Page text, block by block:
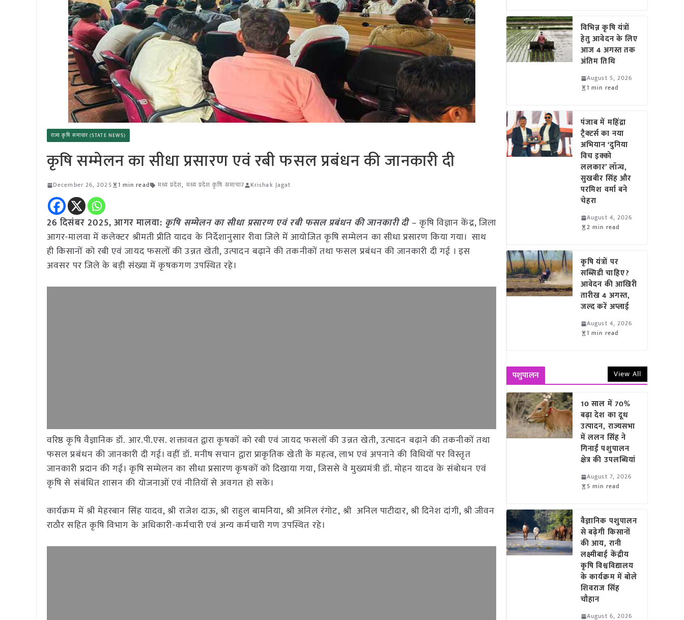
राज्य कृषि समाचार (STATE NEWS)
कृषि सम्मेलन का सीधा प्रसारण एवं रबी फसल प्रबंधन की जानकारी दी
December 26, 2025 1 min read मध्य प्रदेश, मध्य प्रदेश कृषि समाचार Krishak Jagat
26 दिसंबर 2025,आगर मालवा: कृषि सम्मेलन का सीधा प्रसारण एवं रबी फसल प्रबंधन की जानकारी दी– कृषि विज्ञान केंद्र, जिला
आगर-मालवा में कलेक्टर श्रीमती प्रीति यादव के निर्देशानुसार रीवा जिले में आयोजित कृषि सम्मेलन का सीधा प्रसारण किया गया। साथ
ही किसानों को रबी एवं जायद फसलों की उन्नत खेती, उत्पादन बढ़ाने की तकनीकों तथा फसल प्रबंधन की जानकारी दी गई । इस
अवसर पर जिले के बड़ी संख्या में कृषकगण उपस्थित रहे।
वरिष्ठ कृषि वैज्ञानिक डॉ. आर.पी.एस. शक्तावत द्वारा कृषकों को रबी एवं जायद फसलों की उन्नत खेती, उत्पादन बढ़ाने की तकनीकों तथा
फसल प्रबंधन की जानकारी दी गई। वहीं डॉ. मनीष सचान द्वारा प्राकृतिक खेती के महत्व, लाभ एवं अपनाने की विधियों पर विस्तृत
जानकारी प्रदान की गई। कृषि सम्मेलन का सीधा प्रसारण कृषकों को दिखाया गया, जिससे वे मुख्यमंत्री डॉ. मोहन यादव के संबोधन एवं
कृषि से संबंधित शासन की योजनाओं एवं नीतियों से अवगत हो सके।
कार्यक्रम में श्री मेहरबान सिंह यादव, श्री राजेश दाऊ, श्री राहुल बामनिया, श्री अनिल रंगोट, श्री अनिल पाटीदार, श्री दिनेश दांगी, श्री जीवन
राठौर सहित कृषि विभाग के अधिकारी-कर्मचारी एवं अन्य कर्मचारी गण उपस्थित रहे।
विभिन्न कृषि यंत्रों
हेतु आवेदन के लिए
आज 4 अगस्त तक
अंतिम तिथि
August 5, 2026
1 min read
पंजाब में महिंद्रा
ट्रैक्टर्स का नया
अभियान ‘दुनिया
विच इक्को
ललकार’ लॉन्च,
सुखबीर सिंह और
परमिश वर्मा बने
चेहरा
August 4, 2026
2 min read
कृषि यंत्रों पर
सब्सिडी चाहिए?
आवेदन की आखिरी
तारीख 4 अगस्त,
जल्द करें अप्लाई
August 4, 2026
1 min read
पशुपालन View All
10 साल में 70%
बढ़ा देश का दूध
उत्पादन, राज्यसभा
में ललन सिंह ने
गिनाईं पशुपालन
क्षेत्र की उपलब्धियां
August 7, 2026
5 min read
वैज्ञानिक पशुपालन
से बढ़ेगी किसानों
की आय, रानी
लक्ष्मीबाई केंद्रीय
कृषि विश्वविद्यालय
के कार्यक्रम में बोले
शिवराज सिंह
चौहान
August 6, 2026